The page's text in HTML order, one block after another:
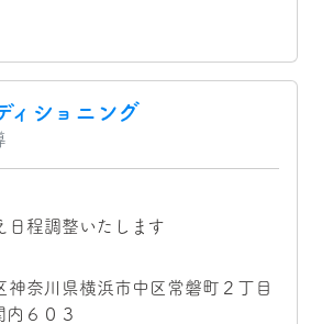
ィショニング
日程調整いたします
神奈川県横浜市中区常磐町２丁目
内６０３